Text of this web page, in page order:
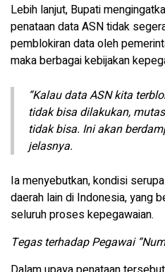
Lebih lanjut, Bupati
penataan data ASN tidak
pemblokiran data oleh
maka berbagai kebijakan
“Kalau data ASN kita
tidak bisa dilakukan,
tidak bisa. Ini akan
jelasnya.
Ia menyebutkan, kondisi
daerah lain di Indonesia, yang
seluruh proses kepegawaian.
Tegas terhadap Pegawai